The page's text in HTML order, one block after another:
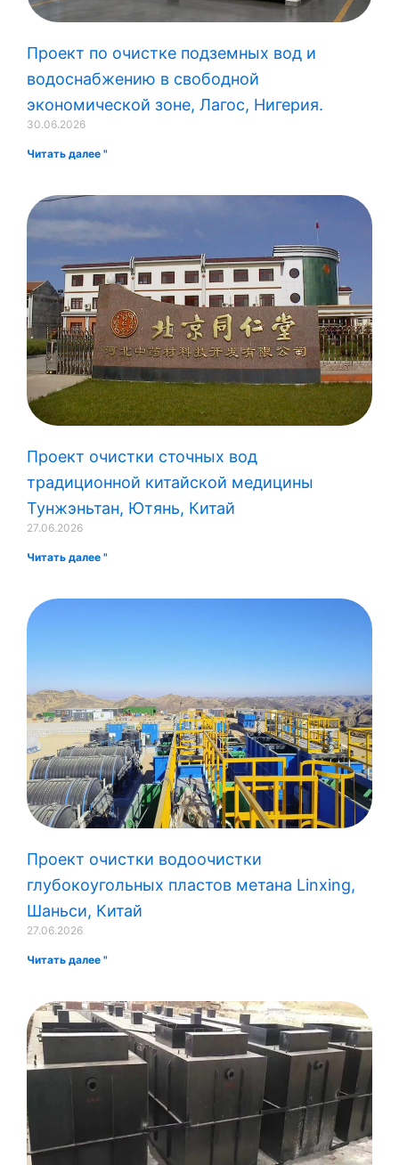
Проект по очистке подземных вод и
водоснабжению в свободной
экономической зоне, Лагос, Нигерия.
30.06.2026
Читать далее "
Проект очистки сточных вод
традиционной китайской медицины
Тунжэньтан, Ютянь, Китай
27.06.2026
Читать далее "
Проект очистки водоочистки
глубокоугольных пластов метана Linxing,
Шаньси, Китай
27.06.2026
Читать далее "